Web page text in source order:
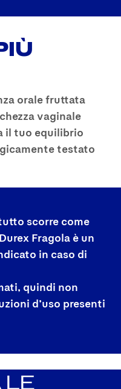
orale fruttata
vaginale
il tuo equilibrio
testato
scorre come
Fragola è un
in caso di
quindi non
d’uso presenti
LE